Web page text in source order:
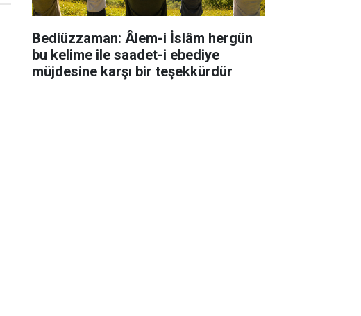
Bediüzzaman: Âlem-i İslâm hergün
bu kelime ile saadet-i ebediye
müjdesine karşı bir teşekkürdür